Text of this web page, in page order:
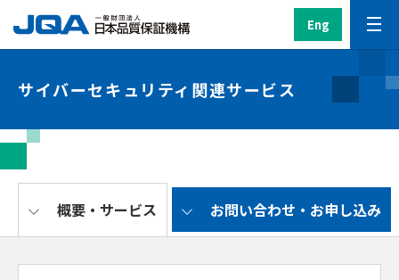
Eng
サイバーセキュリティ関連サービス
概要・サービス お問い合わせ・お申し込み